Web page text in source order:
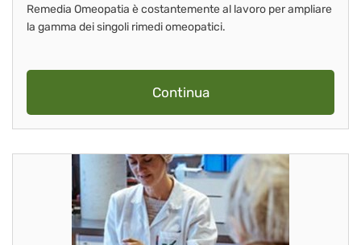
Remedia Omeopatia è costantemente al lavoro per ampliare
la gamma dei singoli rimedi omeopatici.
Continua